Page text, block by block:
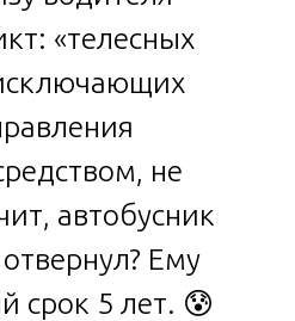
«телесных
не
автобусник
Ему
срок 5 лет. 😰